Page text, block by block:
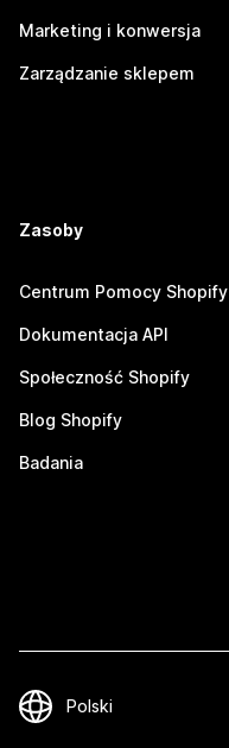
Marketing i konwersja
Zarządzanie sklepem
Zasoby
Centrum Pomocy Shopify
Dokumentacja API
Społeczność Shopify
Blog Shopify
Badania